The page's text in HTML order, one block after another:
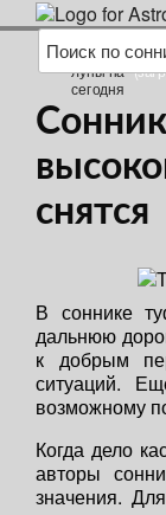
снятся
В соннике
дальнюю
к добрым
ситуаций.
возможному
Когда дело
авторы
значения.